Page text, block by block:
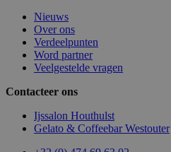
Nieuws
Over ons
Verdeelpunten
Word partner
Veelgestelde vragen
Contacteer ons
Ijssalon Houthulst
Gelato & Coffeebar Westouter
recently_compared_product